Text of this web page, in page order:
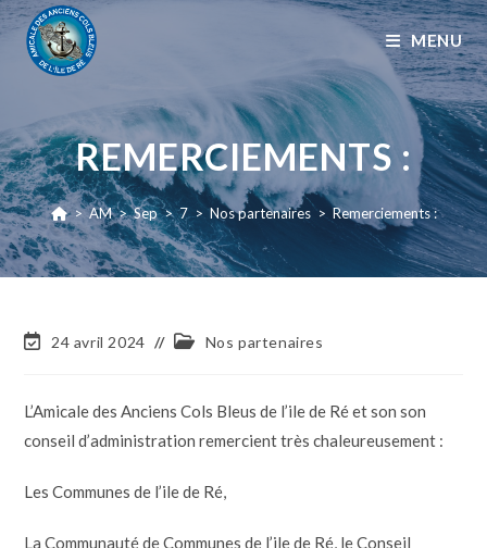
MENU
REMERCIEMENTS :
> AM > Sep > 7 > Nos partenaires > Remerciements :
24 avril 2024 Nos partenaires
L’Amicale des Anciens Cols Bleus de l’ile de Ré et son son
conseil d’administration remercient très chaleureusement :
Les Communes de l’ile de Ré,
La Communauté de Communes de l’ile de Ré, le Conseil